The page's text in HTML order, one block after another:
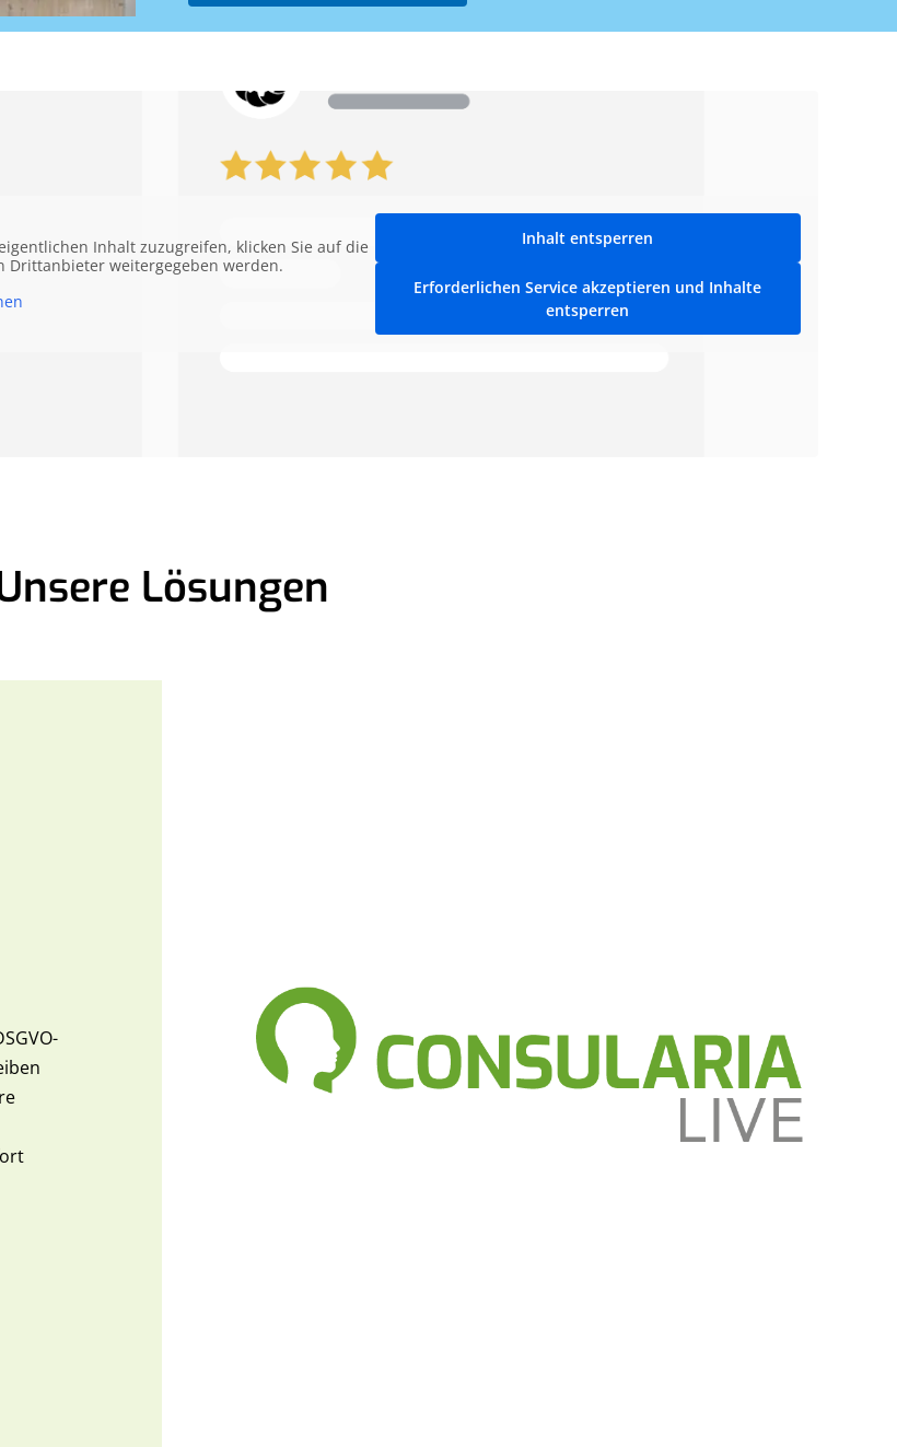
Inhalt zuzugreifen, klicken Sie auf die
Drittanbieter weitergegeben werden.
Inhalt entsperren
Erforderlichen Service akzeptieren und Inhalte
entsperren
Lösungen